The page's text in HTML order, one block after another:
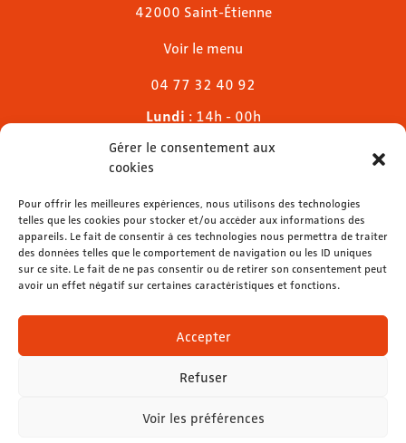
Gérer le consentement aux
cookies
Pour offrir les meilleures expériences, nous utilisons des technologies
telles que les cookies pour stocker et/ou accéder aux informations des
appareils. Le fait de consentir à ces technologies nous permettra de traiter
des données telles que le comportement de navigation ou les ID uniques
sur ce site. Le fait de ne pas consentir ou de retirer son consentement peut
avoir un effet négatif sur certaines caractéristiques et fonctions.
Accepter
Refuser
Voir les préférences
42000 Saint-Étienne
Voir le menu
04 77 32 40 92
Lundi : 14h - 00h
Mardi & mercredi
Jeudi
Dimanche: 11h - 00h
04 77 32 32 01